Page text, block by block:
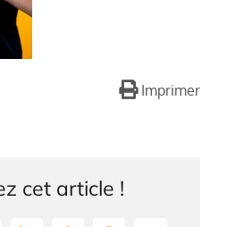
Imprimer
cet article !